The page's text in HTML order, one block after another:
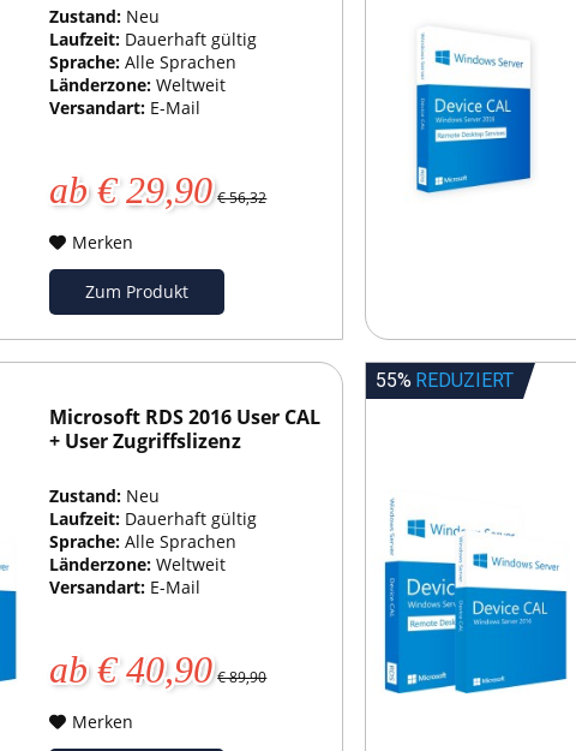
Zustand: Neu
Laufzeit: Dauerhaft gültig
Sprache:Alle Sprachen
Länderzone:Weltweit
Versandart: E-Mail
ab € 29,90 € 56,32
Merken
Zum Produkt
Microsoft RDS 2016 User CAL
+ User Zugriffslizenz
Zustand: Neu
Laufzeit: Dauerhaft gültig
Sprache:Alle Sprachen
Länderzone:Weltweit
Versandart: E-Mail
ab € 40,90 € 89,90
Merken
55% REDUZIERT